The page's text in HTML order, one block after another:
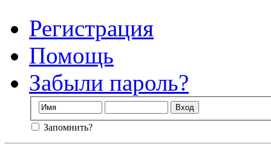
Регистрация
Помощь
Забыли пароль?
Запомнить?